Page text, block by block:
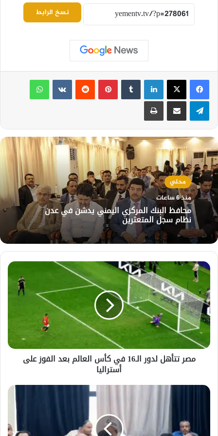
نسخ الرابط
لينكدإن بينتيريست
واتساب
تيلقرام مشاركة عبر البريد طباعة
محلي
منذ 6 ساعات
محافظ البنك المركزي اليمني يدشن في عدن
نظام سجل المتعثرين
مصر
تتأهل
لدور
الـ16
في
كأس
العالم
بعد
الفوز
مصر تتأهل لدور الـ16 في كأس العالم بعد الفوز على
أستراليا
رئيس
الخارجية